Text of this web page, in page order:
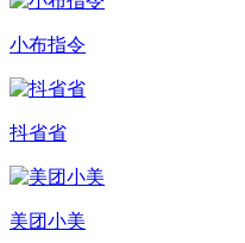
小布指令
抖省省
美团小美